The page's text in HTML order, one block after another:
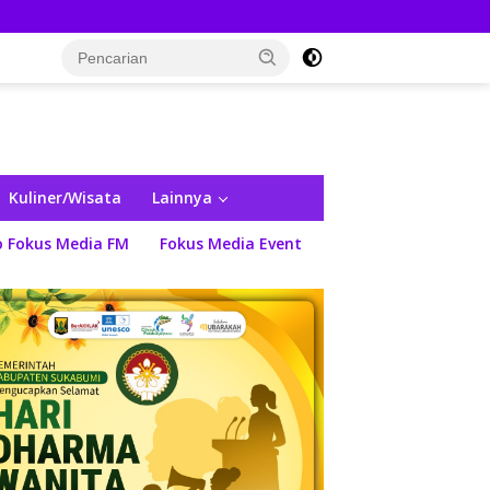
Kuliner/Wisata Lainnya
Fokus Media FM Fokus Media Event